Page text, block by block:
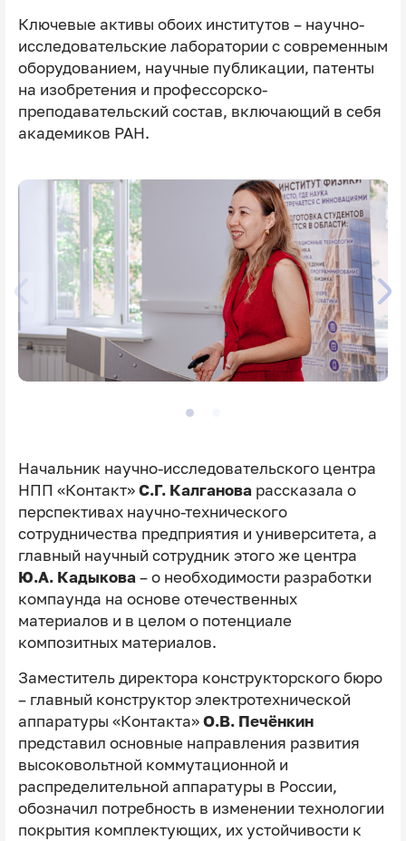
Ключевые активы обоих институтов – научно-
исследовательские лаборатории с современным
оборудованием, научные публикации, патенты
на изобретения и профессорско-
преподавательский состав, включающий в себя
академиков РАН.
Начальник научно-исследовательского центра
НПП «Контакт» С.Г. Калгановарассказала о
перспективах научно-технического
сотрудничества предприятия и университета, а
главный научный сотрудник этого же центра
Ю.А. Кадыкова– о необходимости разработки
компаунда на основе отечественных
материалов и в целом о потенциале
композитных материалов.
Заместитель директора конструкторского бюро
– главный конструктор электротехнической
аппаратуры «Контакта» О.В. Печёнкин
представил основные направления развития
высоковольтной коммутационной и
распределительной аппаратуры в России,
обозначил потребность в изменении технологии
покрытия комплектующих, их устойчивости к